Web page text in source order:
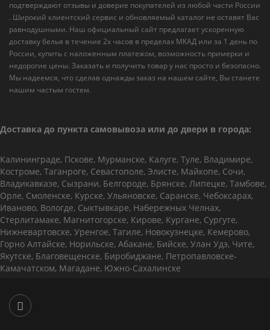
подтверждают отзывы и доверие покупателей из любой части России
. Широкий клиентский сервис и обновляемый каталог не оставят Вас
равнодушными. Наш официальный сайт предлагает ускоренную
доставку белья в течение 2х часов в пределах МКАД или за 1 день по
России, купить с наложенным платежом, возможность примерки и
недорогие цены. Заказать и получить товар у нас просто и безопасно.
Мы надеемся, что сделав однажды заказ на нашем сайте, Вы станете
нашим частым гостем.
Доставка до пункта самовывоза или до двери в города:
Калининграде, Пскове, Мурманске, Калуге, Туле, Владимире,
Костроме, Таганроге, Севастополе, Элисте, Майкопе, Сочи,
Владикавказе, Сызрани, Белгороде, Брянске, Липецке, Тамбове,
Орле, Смоленске, Курске, Ульяновске, Саранске, Чебоксарах,
Иваново, Вологде, Сыктывкаре, Набережных Челнах,
Стерлитамаке, Магнитогорске, Кирове, Кургане, Сургуте,
Нижневартовске, Уренгое, Тагиле, Новокузнецке, Кемерово,
Горно Алтайске, Норильске, Абакане, Бийске, Улан Удэ, Чите,
Якутске, Благовещенске, Биробиджане, Петропавловске-
Камачатском, Магадане, Южно-Сахалинске